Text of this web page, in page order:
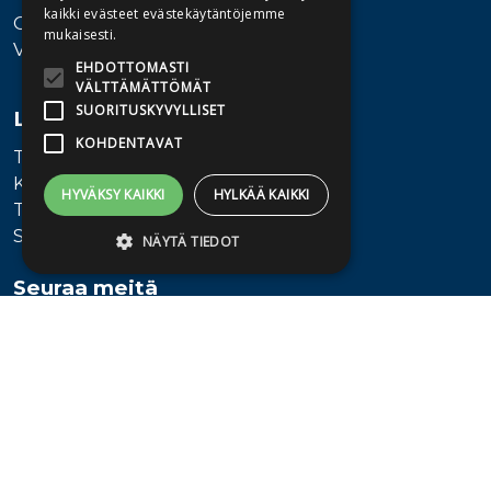
Ota yhteyttä
Vaihde: 010 345100
Lisätietoa
Toimitusehdot
Käyttöohjeet
Tietosuojaseloste
Saavutettavuusseloste
Seuraa meitä
kaikki evästeet evästekäytäntöjemme
mukaisesti.
EHDOTTOMASTI
VÄLTTÄMÄTTÖMÄT
SUORITUSKYVYLLISET
KOHDENTAVAT
HYVÄKSY KAIKKI HYLKÄÄ KAIKKI
NÄYTÄ TIEDOT